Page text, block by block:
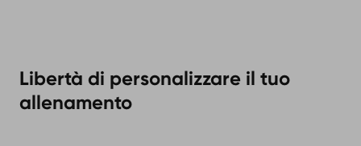
Libertà di personalizzare il tuo
allenamento